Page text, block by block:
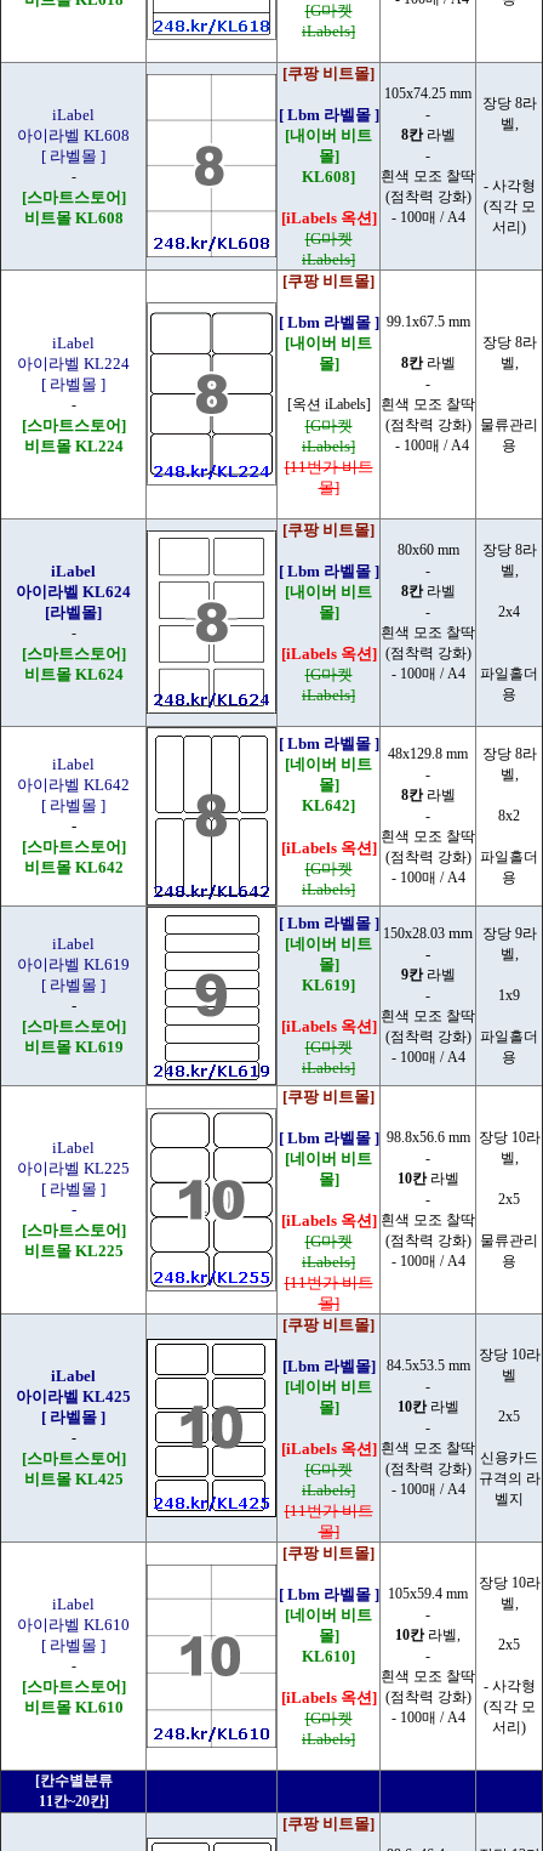
[G마켓
iLabels]
iLabel
아이라벨 KL608
[ 라벨몰 ]
-
[스마트스토어]
비트몰 KL608
[쿠팡 비트몰]
[ Lbm 라벨몰 ]
[내이버 비트
몰]
KL608]
[iLabels 옥션]
[G마켓
iLabels]
105x74.25 mm
-
8칸라벨
-
흰색 모조 찰딱
(점착력 강화)
- 100매 / A4
장당 8라
벨,
- 사각형
(직각 모
서리)
iLabel
아이라벨 KL224
[ 라벨몰 ]
-
[스마트스토어]
비트몰 KL224
[쿠팡 비트몰]
[ Lbm 라벨몰 ]
[내이버 비트
몰]
[옥션 iLabels]
[G마켓
iLabels]
[11번가 비트
몰]
99.1x67.5 mm
8칸라벨
-
흰색 모조 찰딱
(점착력 강화)
- 100매 / A4
장당 8라
벨,
물류관리
용
iLabel
아이라벨 KL624
[라벨몰]
-
[스마트스토어]
비트몰 KL624
[쿠팡 비트몰]
[ Lbm 라벨몰 ]
[내이버 비트
몰]
[iLabels 옥션]
[G마켓
iLabels]
80x60 mm
-
8칸라벨
-
흰색 모조 찰딱
(점착력 강화)
- 100매 / A4
장당 8라
벨,
2x4
파일홀더
용
iLabel
아이라벨 KL642
[ 라벨몰 ]
-
[스마트스토어]
비트몰 KL642
[ Lbm 라벨몰 ]
[네이버 비트
몰]
KL642]
[iLabels 옥션]
[G마켓
iLabels]
48x129.8 mm
-
8칸라벨
-
흰색 모조 찰딱
(점착력 강화)
- 100매 / A4
장당 8라
벨,
8x2
파일홀더
용
iLabel
아이라벨 KL619
[ 라벨몰 ]
-
[스마트스토어]
비트몰 KL619
[ Lbm 라벨몰 ]
[네이버 비트
몰]
KL619]
[iLabels 옥션]
[G마켓
iLabels]
150x28.03 mm
-
9칸라벨
-
흰색 모조 찰딱
(점착력 강화)
- 100매 / A4
장당 9라
벨,
1x9
파일홀더
용
iLabel
아이라벨 KL225
[ 라벨몰 ]
-
[스마트스토어]
비트몰 KL225
[쿠팡 비트몰]
[ Lbm 라벨몰 ]
[네이버 비트
몰]
[iLabels 옥션]
[G마켓
iLabels]
[11번가 비트
몰]
98.8x56.6 mm
-
10칸라벨
-
흰색 모조 찰딱
(점착력 강화)
- 100매 / A4
장당 10라
벨,
2x5
물류관리
용
iLabel
아이라벨 KL425
[ 라벨몰 ]
-
[스마트스토어]
비트몰 KL425
[쿠팡 비트몰]
[Lbm 라벨몰]
[네이버 비트
몰]
[iLabels 옥션]
[G마켓
iLabels]
[11번가 비트
몰]
84.5x53.5 mm
-
10칸 라벨
-
흰색 모조 찰딱
(점착력 강화)
- 100매 / A4
장당 10라
벨
2x5
신용카드
규격의 라
벨지
iLabel
아이라벨 KL610
[ 라벨몰 ]
-
[스마트스토어]
비트몰 KL610
[쿠팡 비트몰]
[ Lbm 라벨몰 ]
[네이버 비트
몰]
KL610]
[iLabels 옥션]
[G마켓
iLabels]
105x59.4 mm
-
10칸라벨,
-
흰색 모조 찰딱
(점착력 강화)
- 100매 / A4
장당 10라
벨,
2x5
- 사각형
(직각 모
서리)
[칸수별분류
11칸~20칸]
[쿠팡 비트몰]